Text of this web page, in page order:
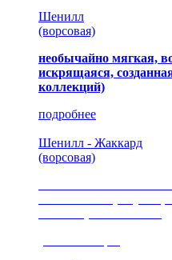
Шенилл
(ворсовая)
необычайно мягкая,
искрящаяся,
коллекций)
подробнее
Шенилл - Жаккард
(ворсовая)